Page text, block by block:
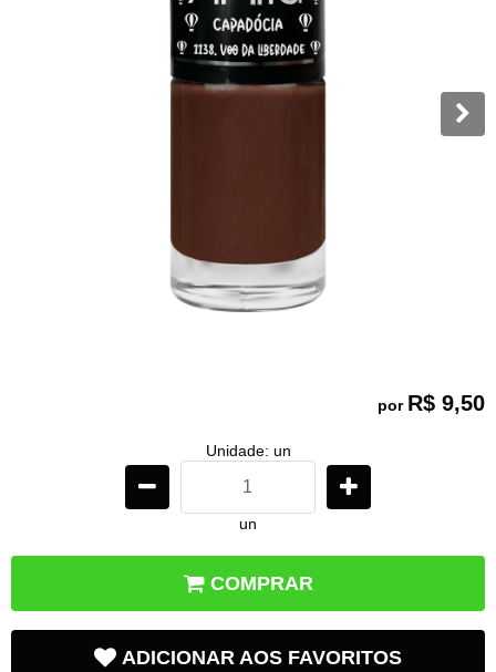
por R$ 9,50
Unidade: un
un
COMPRAR
ADICIONAR AOS FAVORITOS